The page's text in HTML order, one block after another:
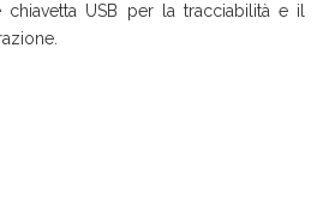
chiavetta USB per la tracciabilità e il